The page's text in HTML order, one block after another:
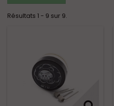
Résultats 1 - 9 sur 9.